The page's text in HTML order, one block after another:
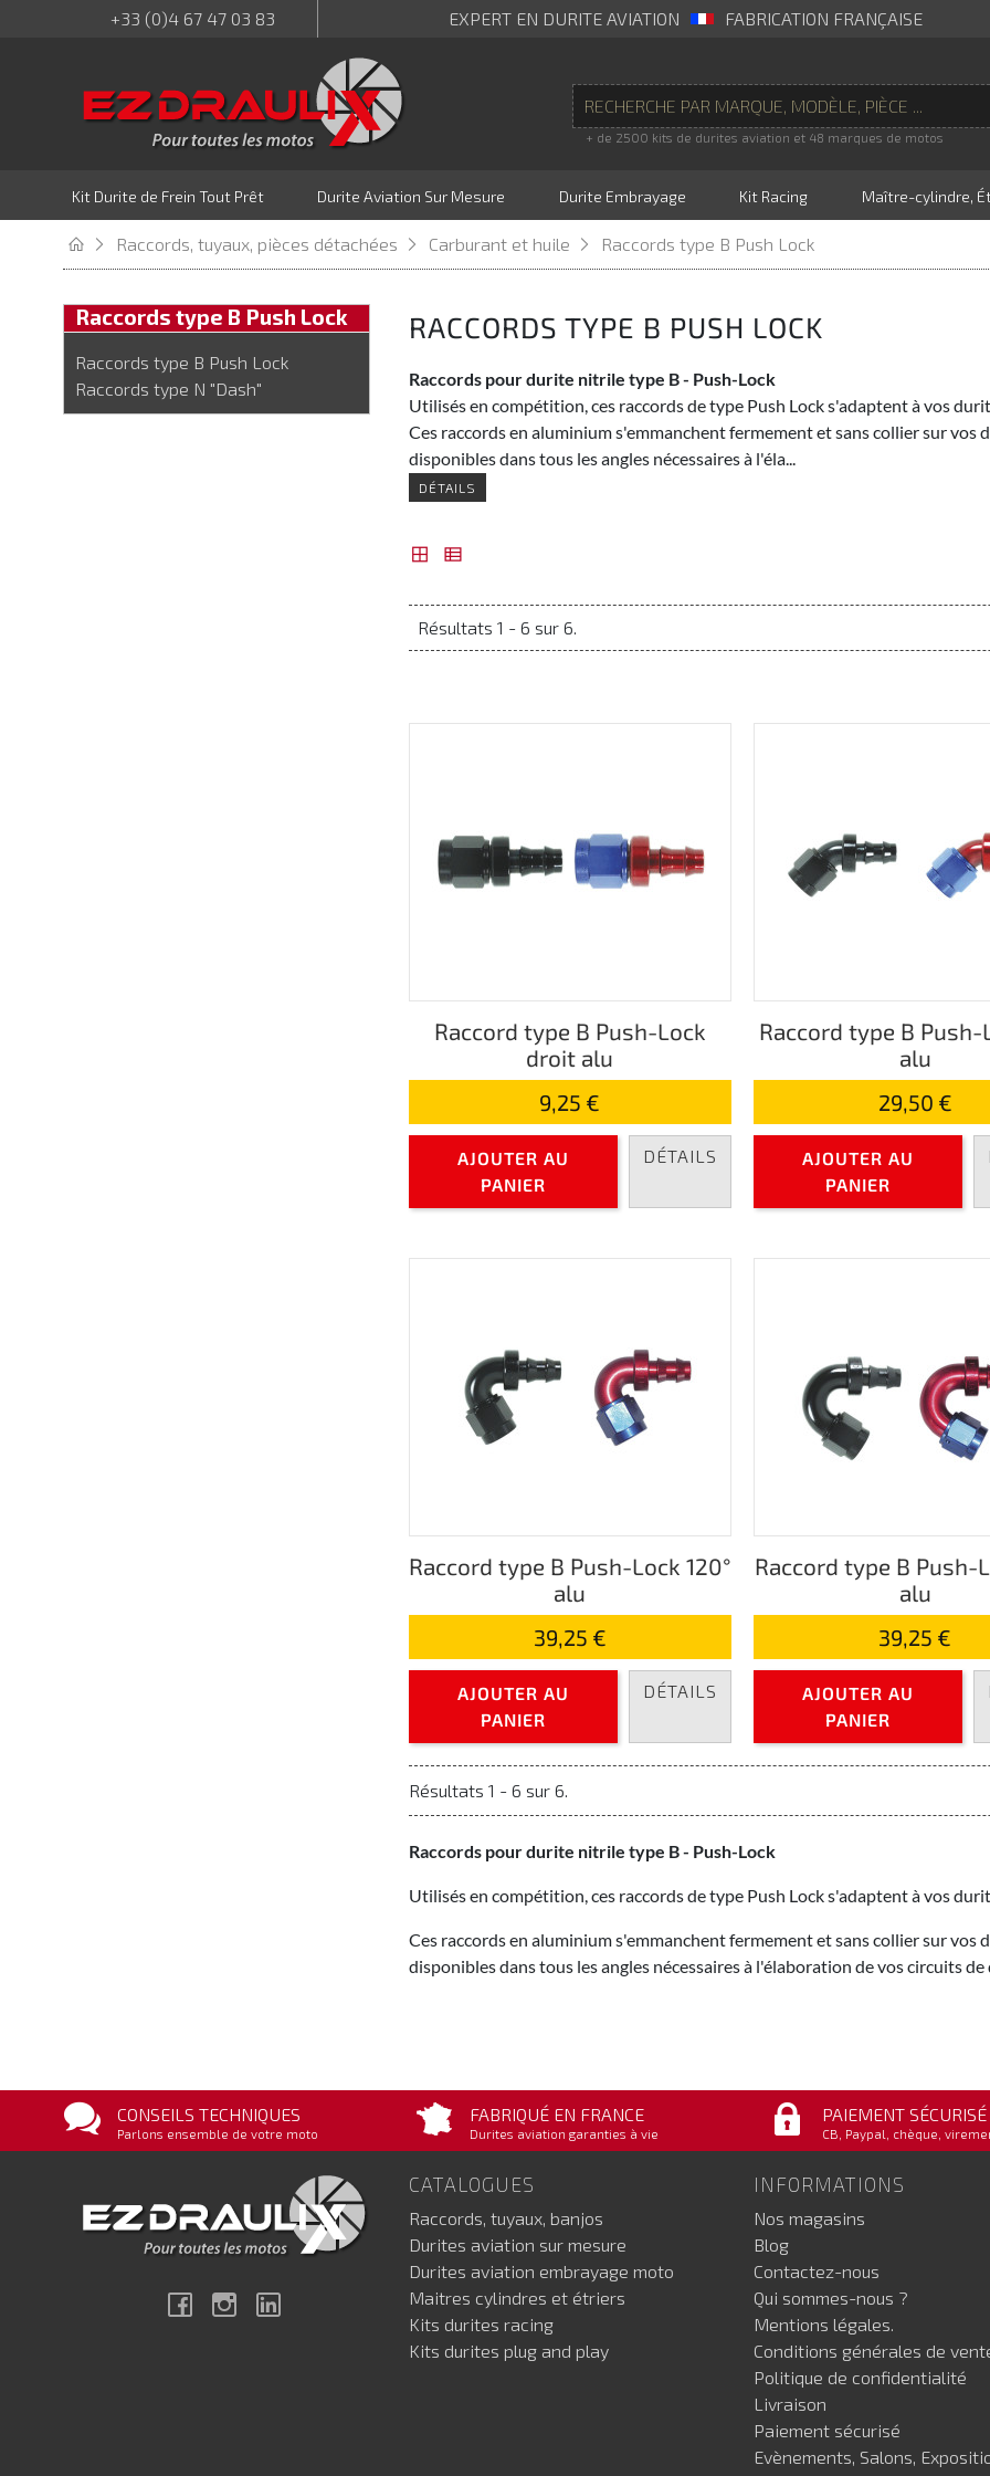
+33 (0)4 67 47 03 83 EXPERT EN DURITE AVIATION FABRICATION FRANÇAISE
+ de 2500 kits de durites aviation et 48 marques de motos
Kit Durite de Frein Tout Prêt Durite Aviation Sur Mesure Durite Embrayage Kit Racing Maître-cylindre,
Raccords, tuyaux, pièces détachées Carburant et huile Raccords type B Push Lock
Raccords type B Push Lock
Raccords type B Push Lock
Raccords type N "Dash"
RACCORDS TYPE B PUSH LOCK
Raccords pour durite nitrile type B - Push-Lock
Utilisés en compétition, ces raccords de type Push Lock s'adaptent à vos
Ces raccords en aluminium s'emmanchent fermement et sans collier sur
disponibles dans tous les angles nécessaires à l'éla...
DÉTAILS
Résultats 1 - 6 sur 6.
Raccord type B Push-Lock
droit alu
9,25 €
AJOUTER AU
PANIER
DÉTAILS
Raccord type B Push-
alu
29,50 €
AJOUTER AU
PANIER
Raccord type B Push-Lock 120°
alu
39,25 €
AJOUTER AU
PANIER
DÉTAILS
Raccord type B Push-
alu
39,25 €
AJOUTER AU
PANIER
Résultats 1 - 6 sur 6.
Raccords pour durite nitrile type B - Push-Lock
Utilisés en compétition, ces raccords de type Push Lock s'adaptent à vos
Ces raccords en aluminium s'emmanchent fermement et sans collier sur
disponibles dans tous les angles nécessaires à l'élaboration de vos circuits de
CONSEILS TECHNIQUES
Parlons ensemble de votre moto
FABRIQUÉ EN FRANCE
Durites aviation garanties à vie
PAIEMENT SÉCURISÉ
CB, Paypal, chèque,
FacebookInstagram
CATALOGUES
Raccords, tuyaux, banjos
Durites aviation sur mesure
Durites aviation embrayage moto
Maitres cylindres et étriers
Kits durites racing
Kits durites plug and play
INFORMATIONS
Nos magasins
Blog
Contactez-nous
Qui sommes-nous ?
Mentions légales.
Conditions générales de
Politique de confidentialité
Livraison
Paiement sécurisé
Evènements, Salons,